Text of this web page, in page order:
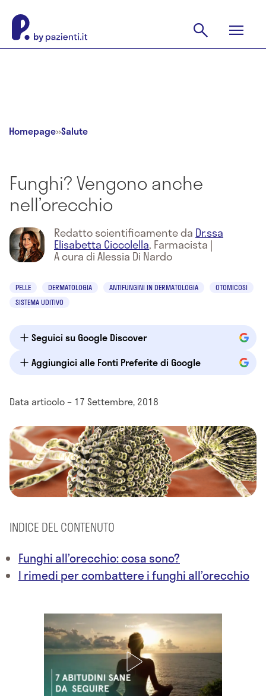
Homepage»Salute
Funghi? Vengono anche
nell’orecchio
Redatto scientificamente da Dr.ssa
Elisabetta Ciccolella, Farmacista |
A cura di Alessia Di Nardo
PELLE DERMATOLOGIA ANTIFUNGINI IN DERMATOLOGIA
OTOMICOSI
SISTEMA UDITIVO
Seguici su Google Discover
Aggiungici alle Fonti Preferite di Google
Data articolo – 17 Settembre, 2018
INDICE DEL CONTENUTO
Funghi all’orecchio: cosa sono?
I rimedi per combattere i funghi all’orecchio